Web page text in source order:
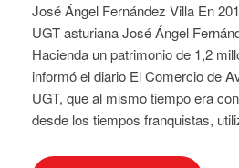
José Ángel Fernández Villa En
UGT asturiana José Ángel
Hacienda un patrimonio de 1,2
informó el diario El Comercio de
UGT, que al mismo tiempo era
desde los tiempos franquistas,